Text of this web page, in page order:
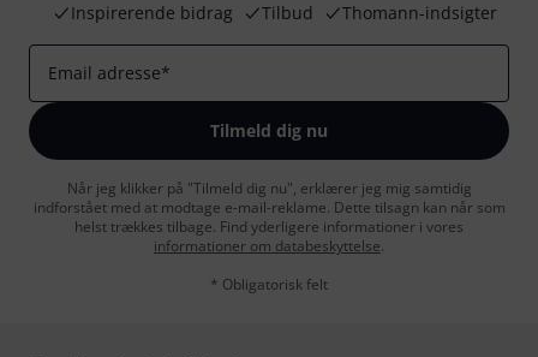
Inspirerende bidrag
Tilbud Thomann-indsigter
Email adresse*
Tilmeld dig nu
Når jeg klikker på "Tilmeld dig nu", erklærer jeg mig samtidig
indforstået med at modtage e-mail-reklame. Dette tilsagn kan når som
helst trækkes tilbage. Find yderligere informationer i vores
informationer om databeskyttelse.
* Obligatorisk felt